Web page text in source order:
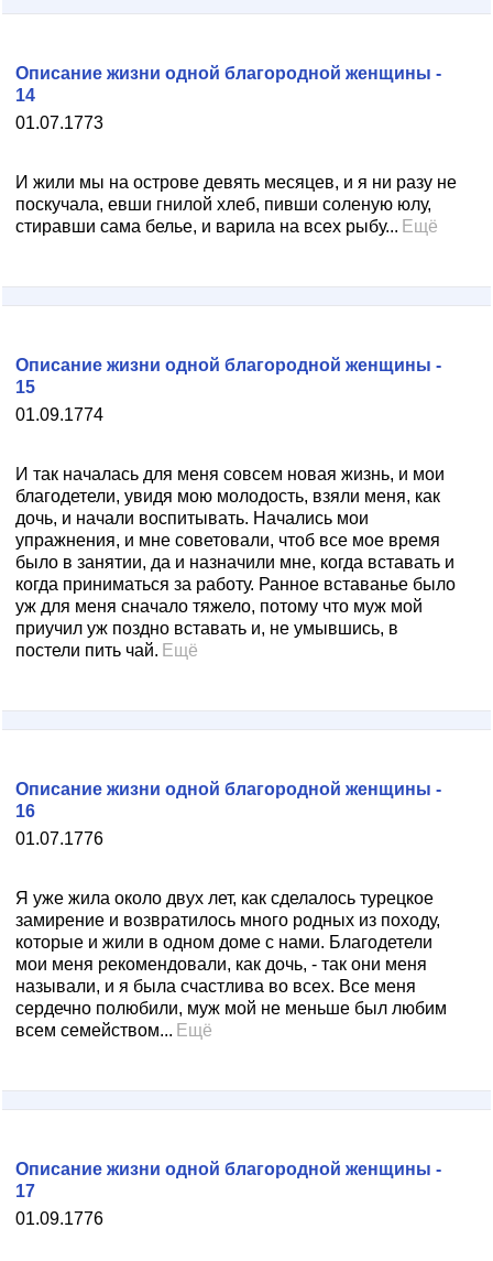
01.07.1773
Описание жизни одной благородной женщины -
14
И жили мы на острове девять месяцев, и я ни разу не
поскучала, евши гнилой хлеб, пивши соленую юлу,
стиравши сама белье, и варила на всех рыбу... Ещё
01.09.1774
Описание жизни одной благородной женщины -
15
И так началась для меня совсем новая жизнь, и мои
благодетели, увидя мою молодость, взяли меня, как
дочь, и начали воспитывать. Начались мои
упражнения, и мне советовали, чтоб все мое время
было в занятии, да и назначили мне, когда вставать и
когда приниматься за работу. Ранное вставанье было
уж для меня сначало тяжело, потому что муж мой
приучил уж поздно вставать и, не умывшись, в
постели пить чай. Ещё
01.07.1776
Описание жизни одной благородной женщины -
16
Я уже жила около двух лет, как сделалось турецкое
замирение и возвратилось много родных из походу,
которые и жили в одном доме с нами. Благодетели
мои меня рекомендовали, как дочь, - так они меня
называли, и я была счастлива во всех. Все меня
сердечно полюбили, муж мой не меньше был любим
всем семейством... Ещё
01.09.1776
Описание жизни одной благородной женщины -
17